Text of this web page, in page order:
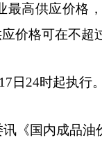
最高供应价格
价格可在不超
17日24时起执行
《国内成品油